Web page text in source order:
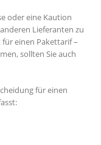
oder eine Kaution
Lieferanten zu
einen Pakettarif –
sollten Sie auch
für einen